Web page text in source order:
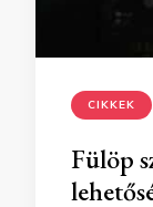
CIKKEK
Fülöp